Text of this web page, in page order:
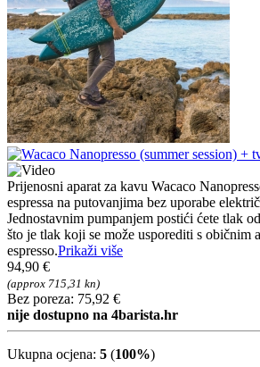
Prijenosni aparat za kavu Wacaco
espressa na putovanjima bez uporabe
Jednostavnim pumpanjem postići ćete tlak
što je tlak koji se može usporediti s običnim
espresso.Prikaži više
94,90 €
(approx 715,31 kn)
Bez poreza: 75,92 €
nije dostupno na 4barista.hr
Ukupna ocjena: 5 (100%)